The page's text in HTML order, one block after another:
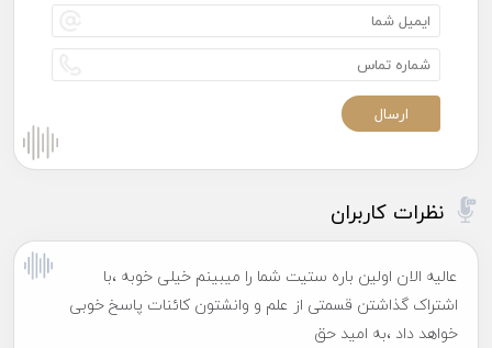
نظرات کاربران
عالیه الان اولین باره ستیت شما را میبینم خیلی خوبه ،با
اشتراک گذاشتن قسمتی از علم و وانشتون کائنات پاسخ خوبی
خواهد داد ،به امید حق